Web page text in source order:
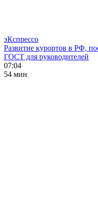
эКспрессо
Развитие курортов в РФ,
ГОСТ для руководителей
07:04
54 мин